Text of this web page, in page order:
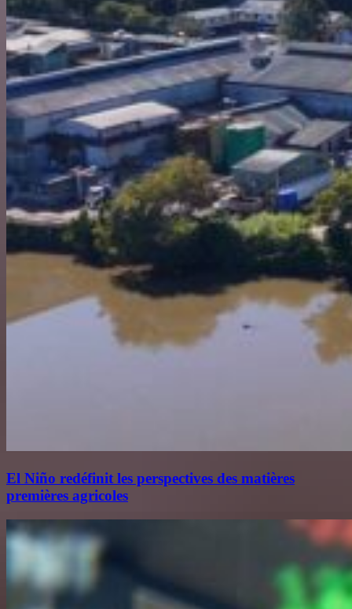
El Niño redéfinit les perspectives des matières
premières agricoles